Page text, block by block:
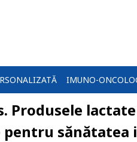
IMUNO-
Produsele
pentru